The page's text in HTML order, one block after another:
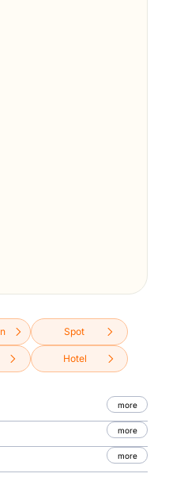
Spot
Hotel
more
more
more